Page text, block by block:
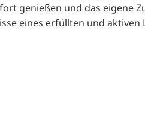
genießen und das eigene
eines erfüllten und aktiven